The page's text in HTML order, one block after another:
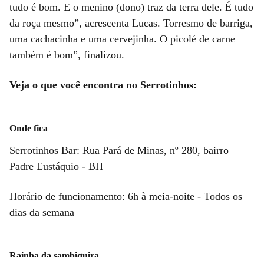
tudo é bom. E o menino (dono) traz da terra dele. É tudo
da roça mesmo”, acrescenta Lucas. Torresmo de barriga,
uma cachacinha e uma cervejinha. O picolé de carne
também é bom”, finalizou.
Veja o que você encontra no Serrotinhos:
Onde fica
Serrotinhos Bar: Rua Pará de Minas, nº 280, bairro
Padre Eustáquio - BH
Horário de funcionamento: 6h à meia-noite - Todos os
dias da semana